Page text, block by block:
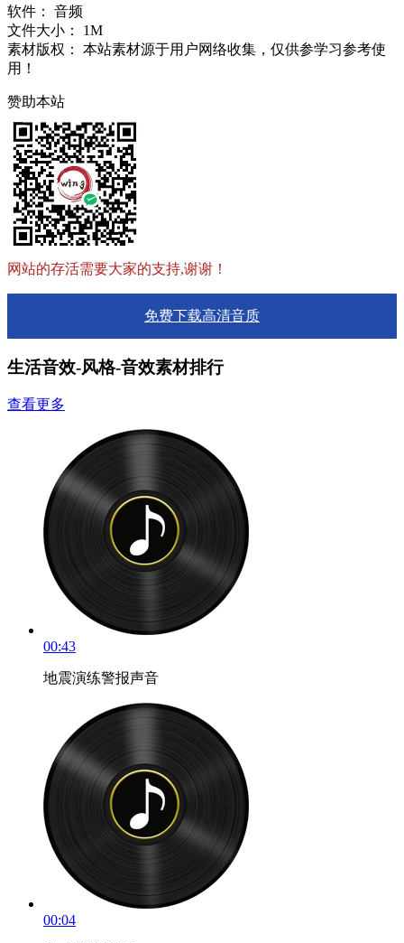
软件：
音频
文件大小：
1M
素材版权：
本站素材源于用户网络收集，仅供参学习参考使
用！
赞助本站
网站的存活需要大家的支持,谢谢！
免费下载高清音质
生活音效-风格-音效素材排行
查看更多
00:43
地震演练警报声音
00:04